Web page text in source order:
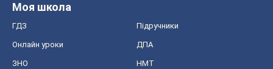
Моя школа
ГДЗ Підручники
Онлайн уроки ДПА
ЗНО НМТ